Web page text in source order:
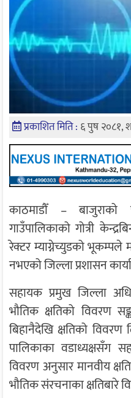
प्रकाशित मिति : ६ पुष २०८१,
काठमाडौँ – बाजुराको
गाउँपालिकाको गोत्री
रेक्टर म्याग्नेच्युडको भूकम्पले
नभएको जिल्ला प्रशासन
सहायक प्रमुख जिल्ला
भौतिक क्षतिको विवरण
बिहानैदेखि क्षतिको
पालिकाका वडाध्यक्षसँग
विवरण अनुसार मानवीय
भौतिक संरचनाका क्षतिबारे